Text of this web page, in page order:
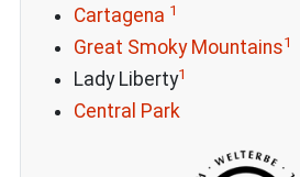
Cartagena 1
Great Smoky Mountains1
Lady Liberty1
Central Park